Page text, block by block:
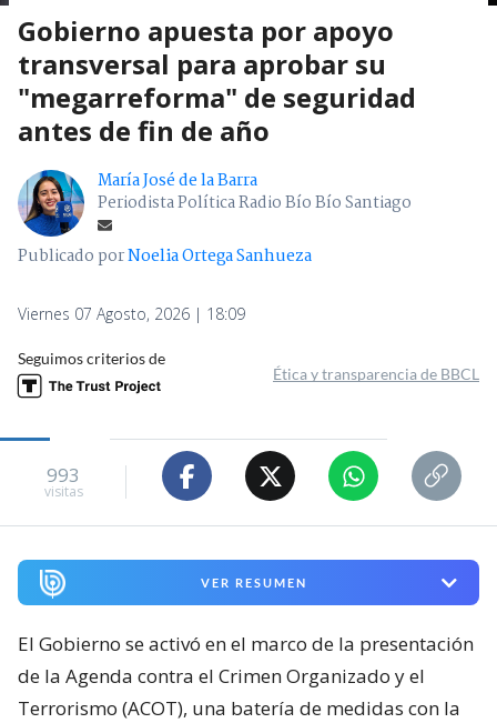
Gobierno apuesta por apoyo
transversal para aprobar su
"megarreforma" de seguridad
antes de fin de año
María José de la Barra
Periodista Política Radio Bío Bío Santiago
Publicado porNoelia Ortega Sanhueza
Viernes 07 Agosto, 2026 | 18:09
Seguimos criterios de
Ética y transparencia de BBCL
993
visitas
VER RESUMEN
El Gobierno se activó en el marco de la presentación
de la Agenda contra el Crimen Organizado y el
Terrorismo (ACOT), una batería de medidas con la